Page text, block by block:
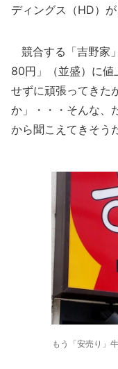
ディングス（HD）
競合する「吉野家
80円」（並盛）に値
せずに頑張ってきた
か」・・・そんな、
から聞こえてきそう
もう「安売り」